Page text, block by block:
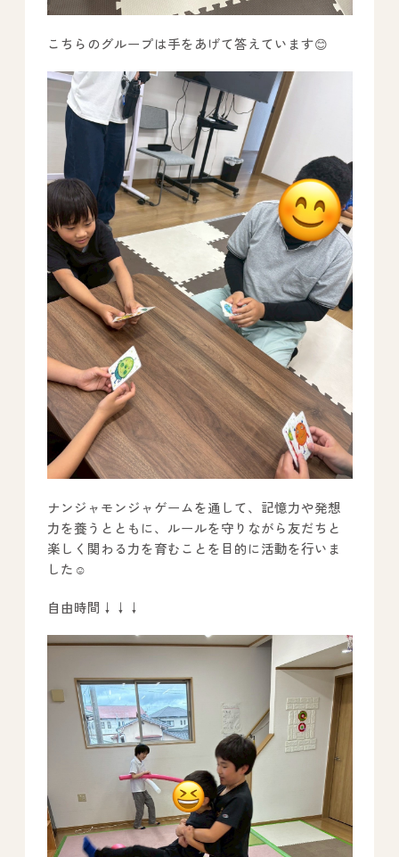
こちらのグループは手をあげて答えています😊
ナンジャモンジャゲームを通して、記憶力や発想
力を養うとともに、ルールを守りながら友だちと
楽しく関わる力を育むことを目的に活動を行いま
した☺️
自由時間↓↓↓